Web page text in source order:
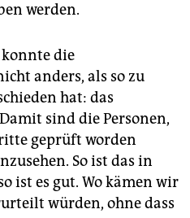
werden.
konnte die
anders, als so zu
hat: das
sind die Personen,
geprüft worden
So ist das in
ist es gut. Wo kämen wir
würden, ohne dass